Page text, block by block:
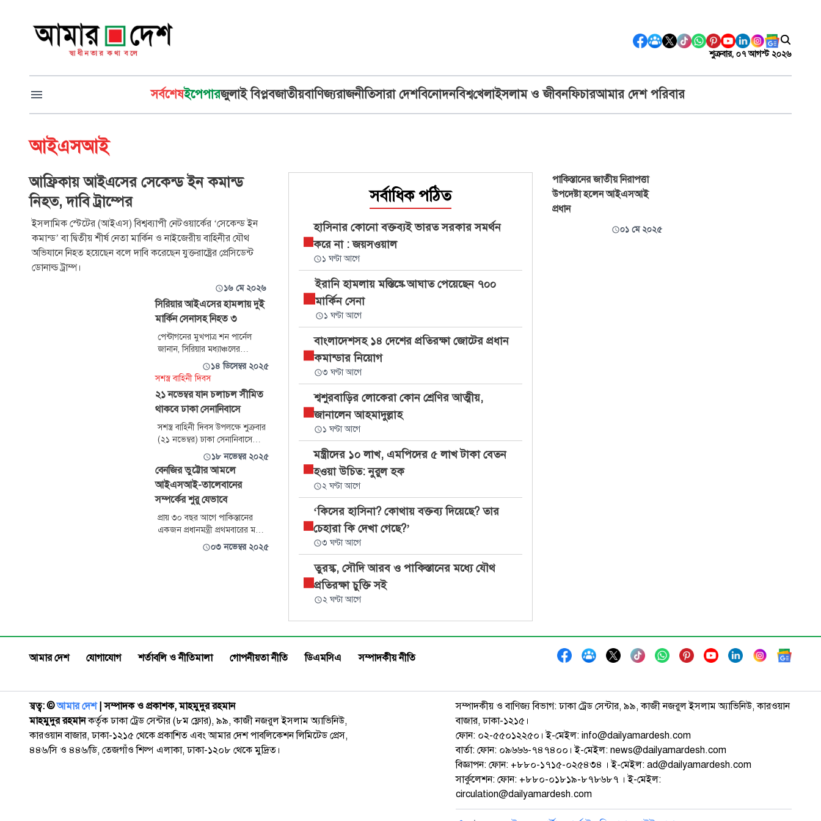
শুক্রবার, ০৭ আগস্ট ২০২৬
সর্বশেষইপেপারজুলাই বিপ্লবজাতীয়বাণিজ্যরাজনীতিসারা দেশবিনোদনবিশ্বখেলাইসলাম ও জীবনফিচারআমার দেশ পরিবার
আইএসআই
আফ্রিকায় আইএসের সেকেন্ড ইন কমান্ড
নিহত, দাবি ট্রাম্পের
ইসলামিক স্টেটের (আইএস) বিশ্বব্যাপী নেটওয়ার্কের ‘সেকেন্ড ইন
কমান্ড’ বা দ্বিতীয় শীর্ষ নেতা মার্কিন ও নাইজেরীয় বাহিনীর যৌথ
অভিযানে নিহত হয়েছেন বলে দাবি করেছেন যুক্তরাষ্ট্রের প্রেসিডেন্ট
ডোনাল্ড ট্রাম্প।
১৬ মে ২০২৬
সিরিয়ার আইএসের হামলায় দুই
মার্কিন সেনাসহ নিহত ৩
পেন্টাগনের মুখপাত্র শন পার্নেল
জানান, সিরিয়ার মধ্যাঞ্চলের
পালমিরায় সৈন্যরা একটি গুরুত্বপূর্ণ
নেতার সঙ্গে সংঘর্ষ পরিচালনা
করছিলেন, সে সময় এই হামলা ঘটে।
তিনি বলেন, ঘটনার তদন্ত চলছে।
পেন্টাগনের আরেক কর্মকর্তা জানান,
হামলাটি এমন একটি এলাকায়
হয়েছে যা বর্তমানে সিরিয়ার রাষ্ট্রপতির
নিয়ন্ত্রণে নেই।
১৪ ডিসেম্বর ২০২৫
সশস্ত্র বাহিনী দিবস
২১ নভেম্বর যান চলাচল সীমিত
থাকবে ঢাকা সেনানিবাসে
সশস্ত্র বাহিনী দিবস উপলক্ষে শুক্রবার
(২১ নভেম্বর) ঢাকা সেনানিবাসে
বিভিন্ন কর্মসূচির আয়োজন করা
হয়েছে। ওইদিন সেনানিবাস এলাকায়
সব ধরনের যানবাহন চলাচল সীমিত
থাকবে।
১৮ নভেম্বর ২০২৫
বেনজির ভুট্টোর আমলে
আইএসআই-তালেবানের
সম্পর্কের শুরু যেভাবে
প্রায় ৩০ বছর আগে পাকিস্তানের
একজন প্রধানমন্ত্রী প্রথমবারের মতো
একটি দ্বিপক্ষীয় সম্পর্ক প্রতিষ্ঠার
সিদ্ধান্ত নেন। সম্পর্কটি ছিল
০৩ নভেম্বর ২০২৫
সর্বাধিক পঠিত
হাসিনার কোনো বক্তব্যই ভারত সরকার সমর্থন
করে না : জয়সওয়াল
১ ঘণ্টা আগে
ইরানি হামলায় মস্তিষ্কে আঘাত পেয়েছেন ৭০০
মার্কিন সেনা
১ ঘণ্টা আগে
বাংলাদেশসহ ১৪ দেশের প্রতিরক্ষা জোটের প্রধান
কমান্ডার নিয়োগ
৩ ঘণ্টা আগে
শ্বশুরবাড়ির লোকেরা কোন শ্রেণির আত্মীয়,
জানালেন আহমাদুল্লাহ
১ ঘণ্টা আগে
মন্ত্রীদের ১০ লাখ, এমপিদের ৫ লাখ টাকা বেতন
হওয়া উচিত: নুরুল হক
২ ঘণ্টা আগে
‘কিসের হাসিনা? কোথায় বক্তব্য দিয়েছে? তার
চেহারা কি দেখা গেছে?’
৩ ঘণ্টা আগে
তুরস্ক, সৌদি আরব ও পাকিস্তানের মধ্যে যৌথ
প্রতিরক্ষা চুক্তি সই
২ ঘণ্টা আগে
পাকিস্তানের জাতীয় নিরাপত্তা
উপদেষ্টা হলেন আইএসআই
প্রধান
০১ মে ২০২৫
আমার দেশ যোগাযোগ শর্তাবলি ও নীতিমালা গোপনীয়তা নীতি ডিএমসিএ সম্পাদকীয় নীতি
স্বত্ব: ©️আমার দেশ| সম্পাদক ও প্রকাশক, মাহমুদুর রহমান
মাহমুদুর রহমানকর্তৃক ঢাকা ট্রেড সেন্টার (৮ম ফ্লোর), ৯৯, কাজী নজরুল ইসলাম অ্যাভিনিউ,
কারওয়ান বাজার, ঢাকা-১২১৫ থেকে প্রকাশিত এবং আমার দেশ পাবলিকেশন লিমিটেড প্রেস,
৪৪৬/সি ও ৪৪৬/ডি, তেজগাঁও শিল্প এলাকা, ঢাকা-১২০৮ থেকে মুদ্রিত।
সম্পাদকীয় ও বাণিজ্য বিভাগ: ঢাকা ট্রেড সেন্টার, ৯৯, কাজী নজরুল ইসলাম অ্যাভিনিউ, কারওয়ান
বাজার, ঢাকা-১২১৫।
ফোন: ০২-৫৫০১২২৫০। ই-মেইল: info@dailyamardesh.com
বার্তা: ফোন: ০৯৬৬৬-৭৪৭৪০০। ই-মেইল: news@dailyamardesh.com
বিজ্ঞাপন: ফোন: +৮৮০-১৭১৫-০২৫৪৩৪ । ই-মেইল: ad@dailyamardesh.com
সার্কুলেশন: ফোন: +৮৮০-০১৮১৯-৮৭৮৬৮৭ । ই-মেইল:
circulation@dailyamardesh.com